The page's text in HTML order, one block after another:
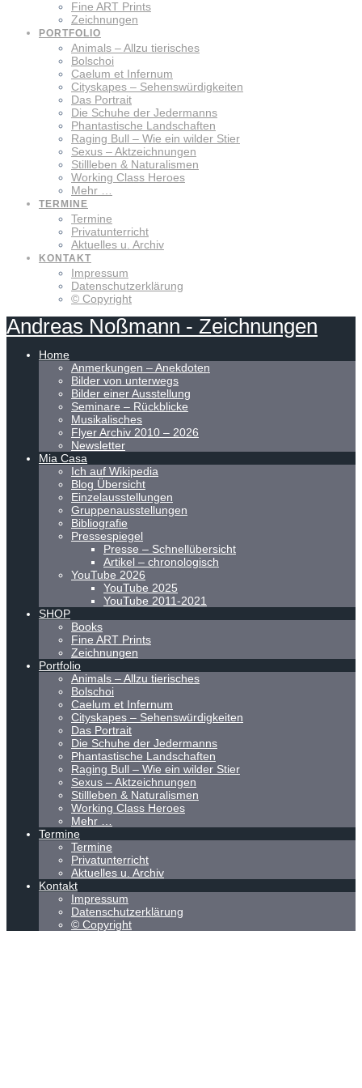
Fine ART Prints
Zeichnungen
PORTFOLIO
Animals – Allzu tierisches
Bolschoi
Caelum et Infernum
Cityskapes – Sehenswürdigkeiten
Das Portrait
Die Schuhe der Jedermanns
Phantastische Landschaften
Raging Bull – Wie ein wilder Stier
Sexus – Aktzeichnungen
Stillleben & Naturalismen
Working Class Heroes
Mehr …
TERMINE
Termine
Privatunterricht
Aktuelles u. Archiv
KONTAKT
Impressum
Datenschutzerklärung
© Copyright
Andreas Noßmann - Zeichnungen
Home
Anmerkungen – Anekdoten
Bilder von unterwegs
Bilder einer Ausstellung
Seminare – Rückblicke
Musikalisches
Flyer Archiv 2010 – 2026
Newsletter
Mia Casa
Ich auf Wikipedia
Blog Übersicht
Einzelausstellungen
Gruppenausstellungen
Bibliografie
Pressespiegel
Presse – Schnellübersicht
Artikel – chronologisch
YouTube 2026
YouTube 2025
YouTube 2011-2021
SHOP
Books
Fine ART Prints
Zeichnungen
Portfolio
Animals – Allzu tierisches
Bolschoi
Caelum et Infernum
Cityskapes – Sehenswürdigkeiten
Das Portrait
Die Schuhe der Jedermanns
Phantastische Landschaften
Raging Bull – Wie ein wilder Stier
Sexus – Aktzeichnungen
Stillleben & Naturalismen
Working Class Heroes
Mehr …
Termine
Termine
Privatunterricht
Aktuelles u. Archiv
Kontakt
Impressum
Datenschutzerklärung
© Copyright